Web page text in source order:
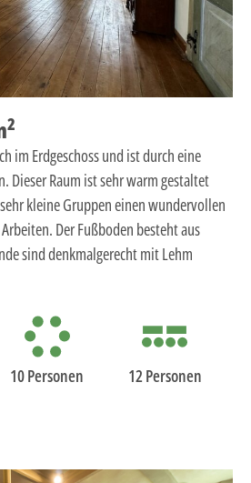
2
im Erdgeschoss und ist durch eine
Dieser Raum ist sehr warm gestaltet
kleine Gruppen einen wundervollen
Der Fußboden besteht aus
sind denkmalgerecht mit Lehm
10 Personen
12 Personen